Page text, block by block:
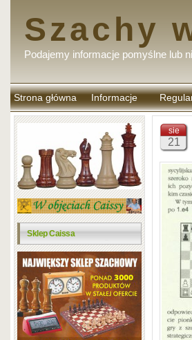
Szachy
Podajemy informacje pomyślne lub
Strona główna Informacje
Sklep Caissa
sie
21